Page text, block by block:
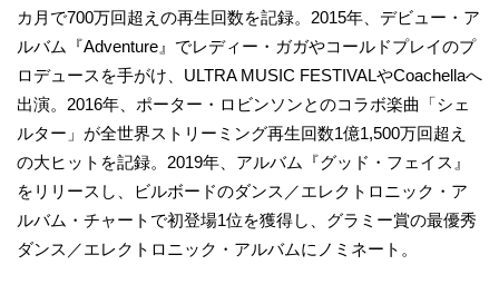
カ月で700万回超えの再生回数を記録。2015年、デビュー・ア
ルバム『Adventure』でレディー・ガガやコールドプレイのプ
ロデュースを手がけ、ULTRA MUSIC FESTIVALやCoachellaへ
出演。2016年、ポーター・ロビンソンとのコラボ楽曲「シェ
ルター」が全世界ストリーミング再生回数1億1,500万回超え
の大ヒットを記録。2019年、アルバム『グッド・フェイス』
をリリースし、ビルボードのダンス／エレクトロニック・ア
ルバム・チャートで初登場1位を獲得し、グラミー賞の最優秀
ダンス／エレクトロニック・アルバムにノミネート。